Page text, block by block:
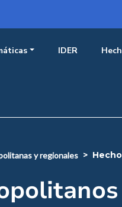
IDER
y regionales